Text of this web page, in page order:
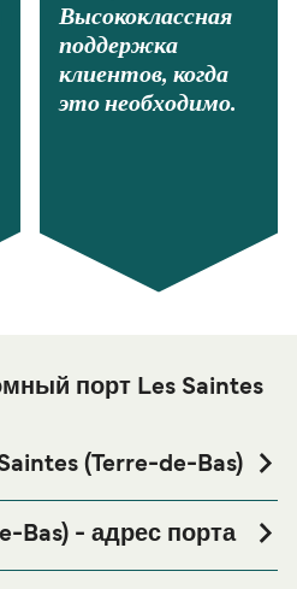
Высококлассная
поддержка
клиентов, когда
это необходимо.
порт Les Saintes
(Terre-de-Bas)
перед или после
ищете вариант
Bas) - адрес порта